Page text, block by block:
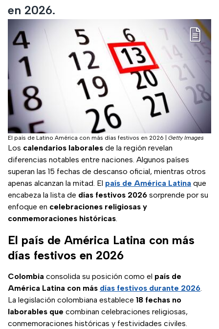
en 2026.
El país de Latino América con más días festivos en 2026 Getty Images
Los calendarios laborales de la región revelan
diferencias notables entre naciones. Algunos países
superan las 15 fechas de descanso oficial, mientras otros
apenas alcanzan la mitad. El país de América Latina que
encabeza la lista de días festivos 2026 sorprende por su
enfoque en celebraciones religiosas y
conmemoraciones históricas.
El país de América Latina con más
días festivos en 2026
Colombia consolida su posición como el país de
América Latina con más días festivos durante 2026.
La legislación colombiana establece 18 fechas no
laborables que combinan celebraciones religiosas,
conmemoraciones históricas y festividades civiles.